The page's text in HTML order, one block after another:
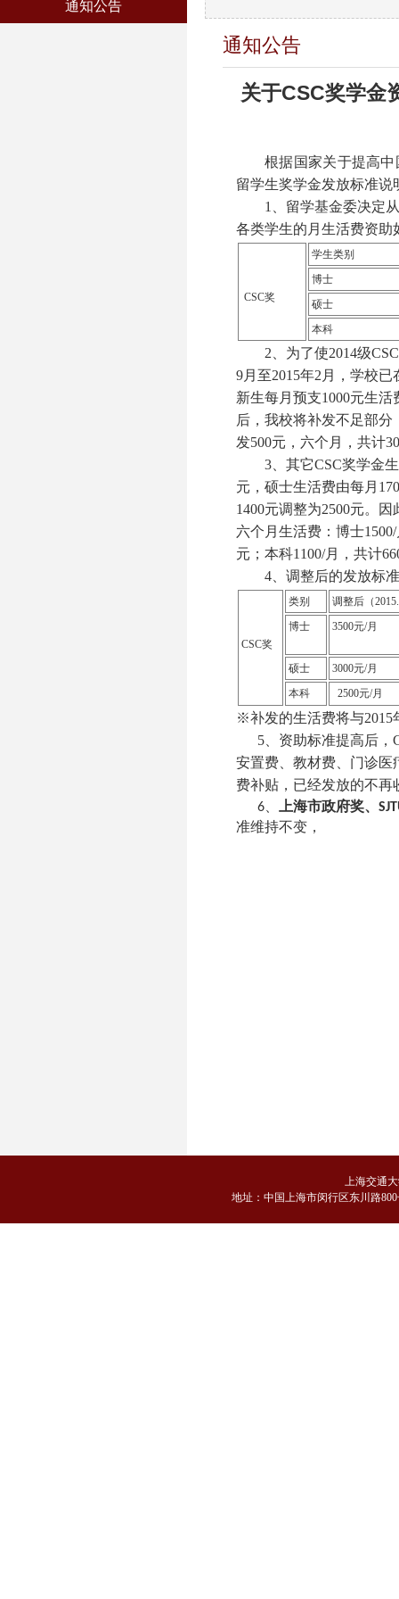
通知公告
通知公告
关于CSC奖学金
根据国家关于提高
留学生奖学金发放标准说
1、留学基金委决定从
各类学生的月生活费资助
CSC奖
学生类别
博士
硕士
本科
2、为了使2014级CSC
9月至2015年2月，学校已
新生每月预支1000元生活
后，我校将补发不足部分
发500元，六个月，共计
3、其它CSC奖学金
元，硕士生活费由每月
1400元调整为2500元。因
六个月生活费：博士1500/
元；本科1100/月，共计
4、调整后的发放标
CSC奖
类别 调整后（
博士
3500元/月
硕士 3000元/月
本科
2500元/月
※补发的生活费将与2015
5、资助标准提高后，
安置费、教材费、门诊医
费补贴，已经发放的不再
6、 上海市政府奖、
准维持不变，
上海交通
地址：中国上海市闵行区东川路